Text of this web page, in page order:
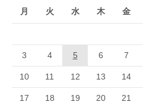
月 火 水 木 金
3 4 5 6 7
10 11 12 13 14
17 18 19 20 21